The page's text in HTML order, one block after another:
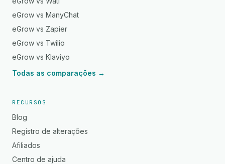
eGrow vs ManyChat
eGrow vs Zapier
eGrow vs Twilio
eGrow vs Klaviyo
Todas as comparações →
RECURSOS
Blog
Registro de alterações
Afiliados
Centro de ajuda